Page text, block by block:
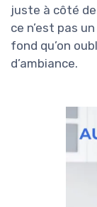
juste à côté
ce n’est pas
fond qu’on
d’ambiance.